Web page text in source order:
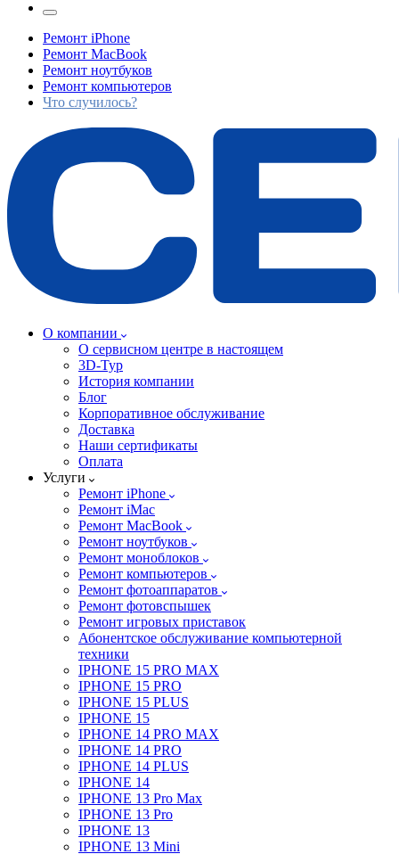
Ремонт iPhone
Ремонт MacBook
Ремонт ноутбуков
Ремонт компьютеров
Что случилось?
О компании
О сервисном центре в настоящем
3D-Тур
История компании
Блог
Корпоративное обслуживание
Доставка
Наши сертификаты
Оплата
Услуги
Ремонт iPhone
Ремонт iMac
Ремонт MacBook
Ремонт ноутбуков
Ремонт моноблоков
Ремонт компьютеров
Ремонт фотоаппаратов
Ремонт фотовспышек
Ремонт игровых приставок
Абонентское обслуживание компьютерной
техники
IPHONE 15 PRO MAX
IPHONE 15 PRO
IPHONE 15 PLUS
IPHONE 15
IPHONE 14 PRO MAX
IPHONE 14 PRO
IPHONE 14 PLUS
IPHONE 14
IPHONE 13 Pro Max
IPHONE 13 Pro
IPHONE 13
IPHONE 13 Mini